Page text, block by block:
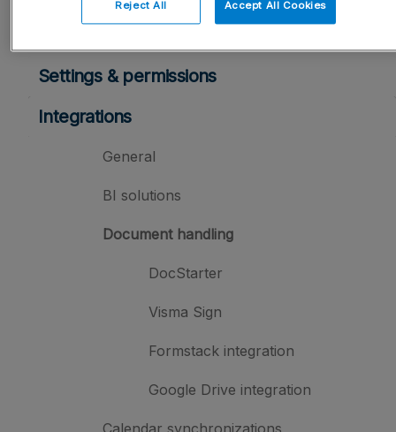
Settings & permissions
Integrations
General
BI solutions
Document handling
DocStarter
Visma Sign
Formstack integration
Google Drive integration
Calendar synchronizations
Reject All Accept All Cookies